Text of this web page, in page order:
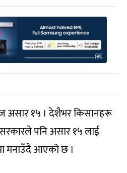
असार १५ । देशैभर किसानहरू
पनि असार १५ लाई
मनाउँदै आएको छ ।